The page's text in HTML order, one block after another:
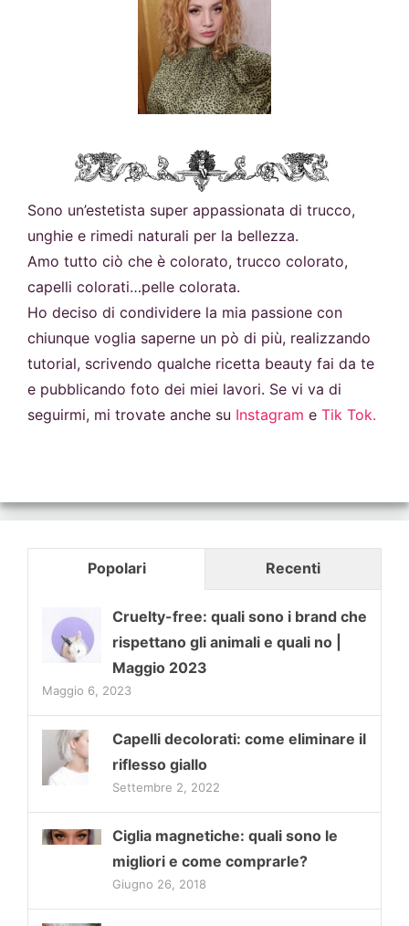
Sono un’estetista super appassionata di trucco,
unghie e rimedi naturali per la bellezza.
Amo tutto ciò che è colorato, trucco colorato,
capelli colorati…pelle colorata.
Ho deciso di condividere la mia passione con
chiunque voglia saperne un pò di più, realizzando
tutorial, scrivendo qualche ricetta beauty fai da te
e pubblicando foto dei miei lavori. Se vi va di
seguirmi, mi trovate anche su Instagram e Tik Tok.
Popolari Recenti
Cruelty-free: quali sono i brand che
rispettano gli animali e quali no |
Maggio 2023
Maggio 6, 2023
Capelli decolorati: come eliminare il
riflesso giallo
Settembre 2, 2022
Ciglia magnetiche: quali sono le
migliori e come comprarle?
Giugno 26, 2018